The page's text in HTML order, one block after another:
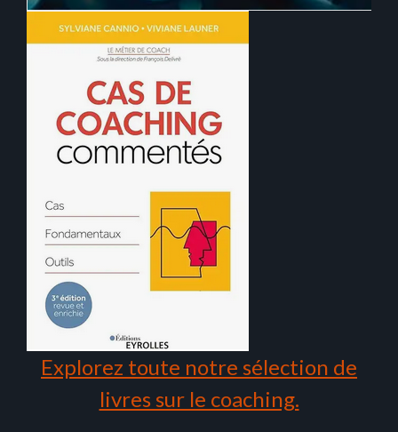
Explorez toute notre sélection de
livres sur le coaching.